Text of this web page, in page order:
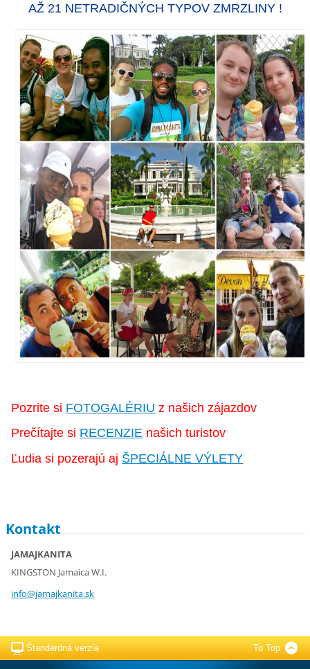
AŽ 21 NETRADIČNÝCH TYPOV ZMRZLINY !
Pozrite si FOTOGALÉRIU z našich zájazdov
Prečítajte si RECENZIE našich turistov
Ľudia si pozerajú aj ŠPECIÁLNE VÝLETY
Kontakt
JAMAJKANITA
KINGSTON Jamaica W.I.
info@jamajkanita.sk
Štandardná verzia To Top